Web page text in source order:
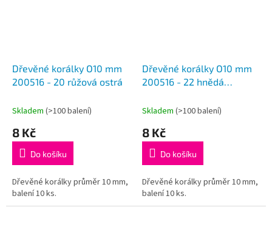
Dřevěné korálky O10 mm
200516 - 20 růžová ostrá
Skladem (>100 balení)
8 Kč
Do košíku
Dřevěné korálky průměr 10 mm,
balení 10 ks.
Dřevěné korálky O10 mm
200516 - 22 hnědá
Skladem (>100 balení)
8 Kč
Do košíku
Dřevěné korálky průměr 10 mm,
balení 10 ks.